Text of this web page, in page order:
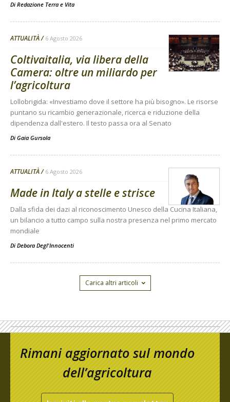
Di Redazione Terra e Vita
ATTUALITÀ 6 Agosto 2026
Coltivaitalia, via libera della
Camera: oltre un miliardo per
l’agricoltura
Lollobrigida: «Investiamo dove il settore ha più bisogno». Le risorse
puntano su ricambio generazionale, ricerca e riduzione della
dipendenza dall'estero. Il testo passa ora al Senato
Di Gaia Gursola
ATTUALITÀ 6 Agosto 2026
Made in Italy a stelle e strisce
Dalla sfida dei dazi al riconoscimento Unesco della Cucina Italiana,
un bilancio a tutto campo sulla nostra presenza nel primo mercato
mondiale
Di Debora Degl'Innocenti
Carica altri articoli
Rimani aggiornato sul mondo
dell’agricoltura